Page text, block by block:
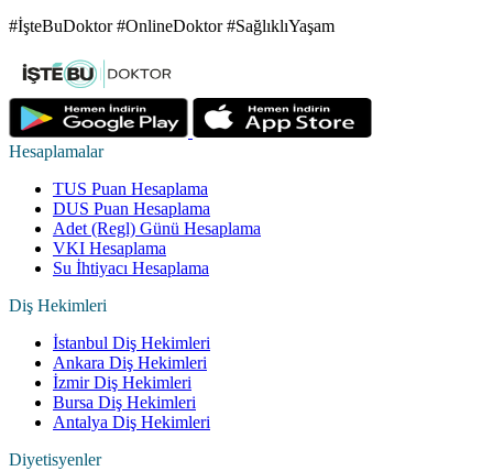
#İşteBuDoktor #OnlineDoktor #SağlıklıYaşam
Hesaplamalar
TUS Puan Hesaplama
DUS Puan Hesaplama
Adet (Regl) Günü Hesaplama
VKI Hesaplama
Su İhtiyacı Hesaplama
Diş Hekimleri
İstanbul Diş Hekimleri
Ankara Diş Hekimleri
İzmir Diş Hekimleri
Bursa Diş Hekimleri
Antalya Diş Hekimleri
Diyetisyenler